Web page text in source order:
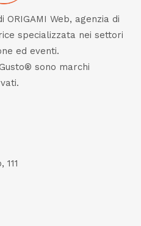
ORIGAMI Web, agenzia di
specializzata nei settori
ed eventi.
sono marchi